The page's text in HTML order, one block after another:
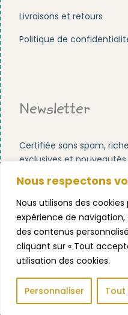
Nous respectons
Nous utilisons des
expérience de
des contenus
cliquant sur « Tout
utilisation des cookies.
Personnaliser Tout
Livraisons et retours
Politique de
Newsletter
Certifiée sans spam,
exclusives et
POINTU ® MONTESSORI !